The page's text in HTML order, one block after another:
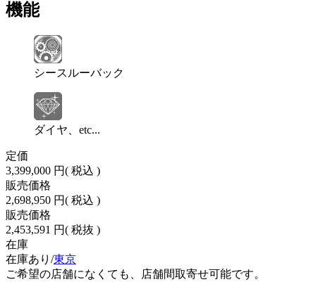
機能
シースルーバック
ダイヤ、etc...
定価
3,399,000 円( 税込 )
販売価格
2,698,950 円( 税込 )
販売価格
2,453,591 円( 税抜 )
在庫
在庫あり/東京
ご希望の店舗になくても、店舗間取寄せ可能です。